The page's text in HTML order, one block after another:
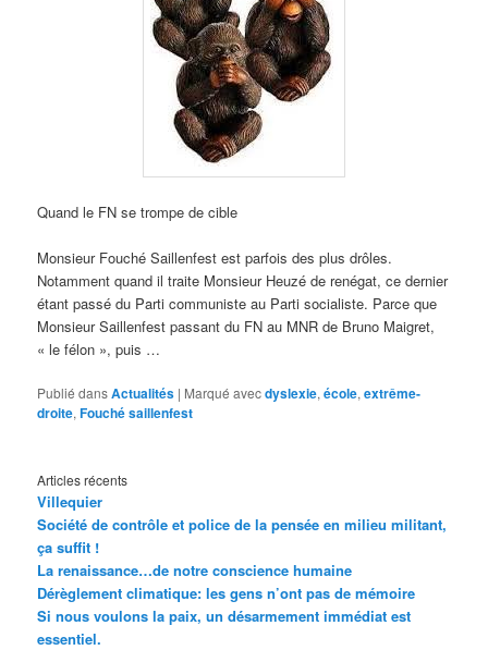
Quand le FN se trompe de cible
Monsieur Fouché Saillenfest est parfois des plus drôles.
Notamment quand il traite Monsieur Heuzé de renégat, ce dernier
étant passé du Parti communiste au Parti socialiste. Parce que
Monsieur Saillenfest passant du FN au MNR de Bruno Maigret,
« le félon », puis …
Publié dansActualités | Marqué avecdyslexie,école,extrême-
droite,Fouché saillenfest
Articles récents
Villequier
Société de contrôle et police de la pensée en milieu militant,
ça suffit !
La renaissance…de notre conscience humaine
Dérèglement climatique: les gens n’ont pas de mémoire
Si nous voulons la paix, un désarmement immédiat est
essentiel.